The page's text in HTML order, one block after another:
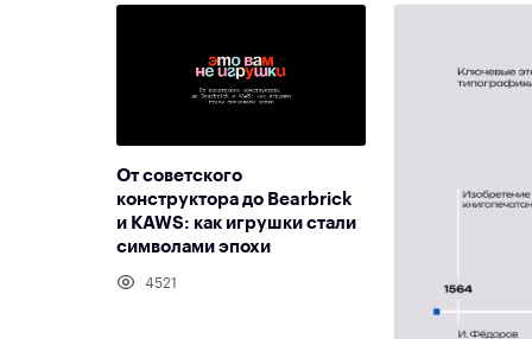
От советского
конструктора до Bearbrick
и KAWS: как игрушки стали
символами эпохи
4521